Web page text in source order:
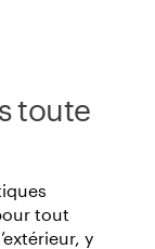
toute
tout
y